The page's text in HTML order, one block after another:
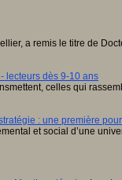
a remis le titre de
lecteurs dès 9-10 ans
celles qui
: une première
et social d’une